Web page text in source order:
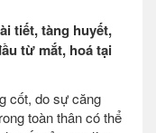
tiết, tàng huyết,
từ mắt, hoá tại
cốt, do sự căng
toàn thân có thể